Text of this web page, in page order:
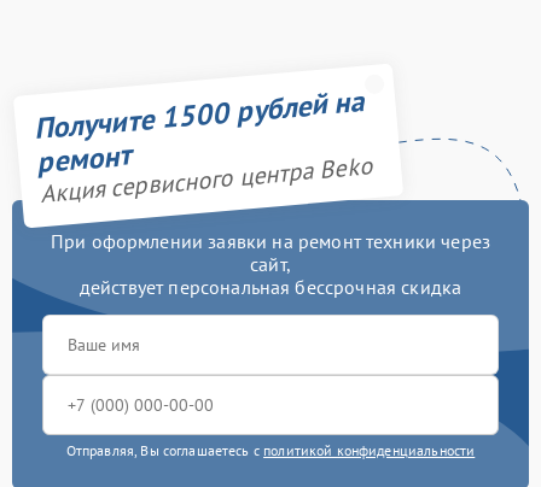
Получите 1500 рублей на
ремонт
Акция сервисного центра Beko
При оформлении заявки на ремонт техники через
сайт,
действует персональная бессрочная скидка
Отправляя, Вы соглашаетесь с политикой конфиденциальности